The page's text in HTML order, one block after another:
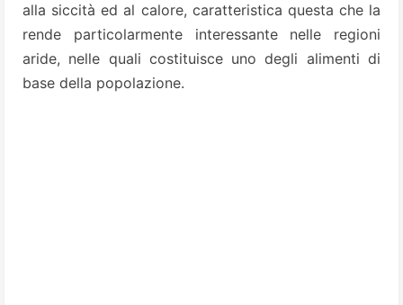
alla siccità ed al calore, caratteristica questa che la
rende particolarmente interessante nelle regioni
aride, nelle quali costituisce uno degli alimenti di
base della popolazione.